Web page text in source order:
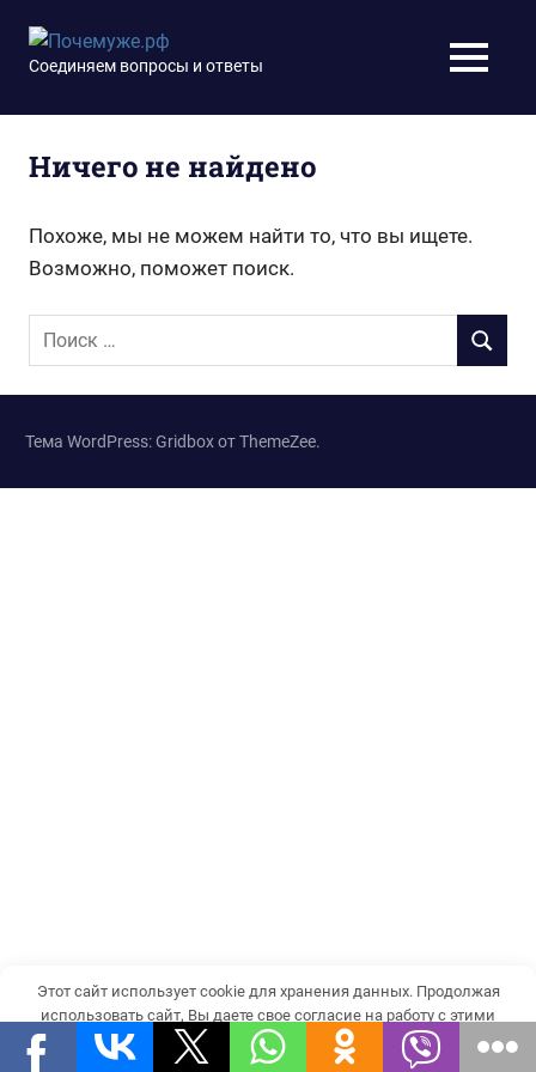
содержимому
Почемуже.рф
Соединяем вопросы и ответы МЕНЮ
Ничего не найдено
Похоже, мы не можем найти то, что вы ищете.
Возможно, поможет поиск.
Поиск
для:
ПОИСК
Тема WordPress: Gridbox от ThemeZee.
Этот сайт использует cookie для хранения данных. Продолжая
использовать сайт, Вы даете свое согласие на работу с этими
файлами.